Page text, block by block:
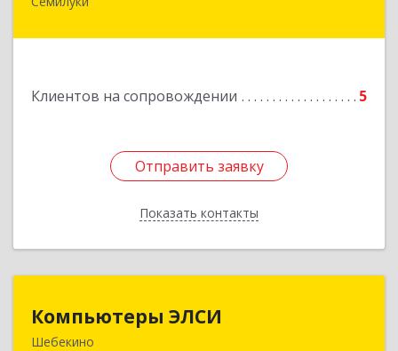
Клиентов на сопровождении 5
Отправить заявку
Показать контакты
Отправить заявку
Назад
Компьютеры ЭЛСИ
Шебекино